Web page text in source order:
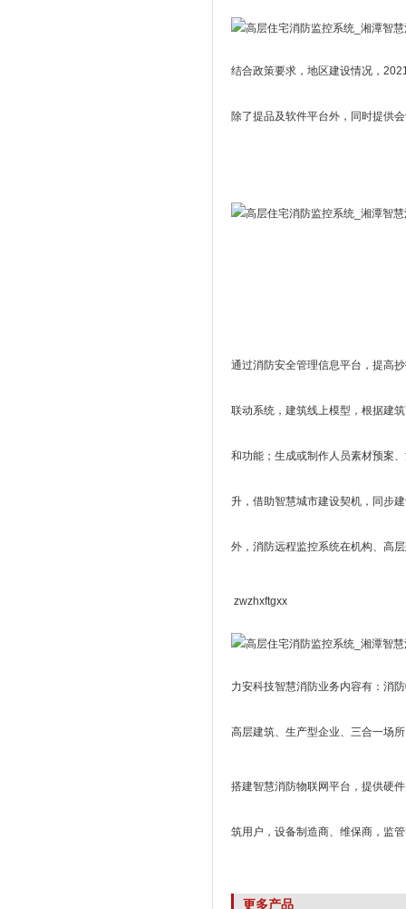
结合政策要求，地区建设情况，
除了提品及软件平台外，同时提供
通过消防安全管理信息平台，提高
联动系统，建筑线上模型，根据建
和功能；生成或制作人员素材预案
升，借助智慧城市建设契机，同步
外，消防远程监控系统在机构、高
zwzhxftgxx
力安科技智慧消防业务内容有：消
高层建筑、生产型企业、三合一场
搭建智慧消防物联网平台，提供硬
筑用户，设备制造商、维保商，监
更多产品